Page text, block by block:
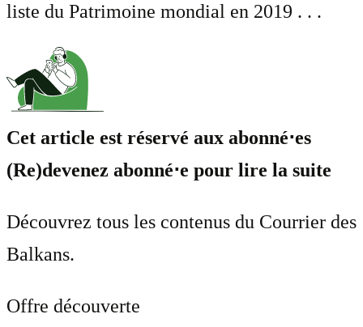
liste du Patrimoine mondial en 2019 . . .
Cet article est réservé aux abonné⋅es
(Re)devenez abonné⋅e pour lire la suite
Découvrez tous les contenus du Courrier des
Balkans.
Offre découverte